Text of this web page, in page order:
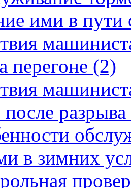
ими в пути
перегоне (2)
разрыва
в зимних